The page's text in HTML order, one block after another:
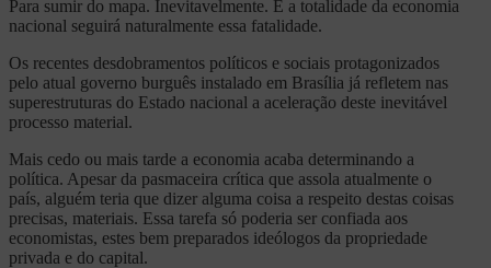
Para sumir do mapa. Inevitavelmente. E a totalidade da economia
nacional seguirá naturalmente essa fatalidade.
Os recentes desdobramentos políticos e sociais protagonizados
pelo atual governo burguês instalado em Brasília já refletem nas
superestruturas do Estado nacional a aceleração deste inevitável
processo material.
Mais cedo ou mais tarde a economia acaba determinando a
política. Apesar da pasmaceira crítica que assola atualmente o
país, alguém teria que dizer alguma coisa a respeito destas coisas
precisas, materiais. Essa tarefa só poderia ser confiada aos
economistas, estes bem preparados ideólogos da propriedade
privada e do capital.